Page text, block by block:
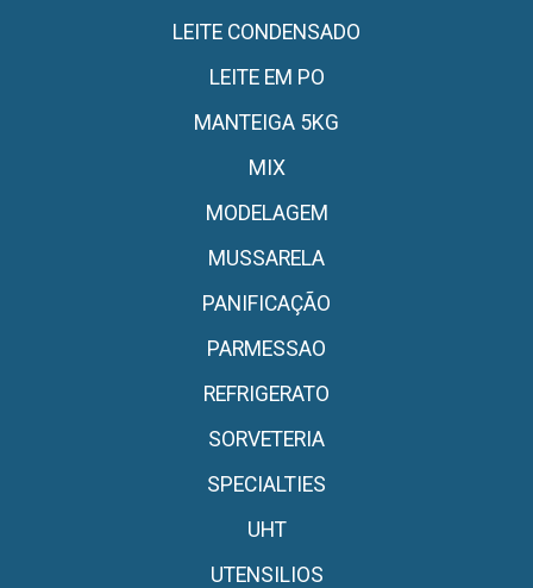
LEITE CONDENSADO
LEITE EM PO
MANTEIGA 5KG
MIX
MODELAGEM
MUSSARELA
PANIFICAÇÃO
PARMESSAO
REFRIGERATO
SORVETERIA
SPECIALTIES
UHT
UTENSILIOS